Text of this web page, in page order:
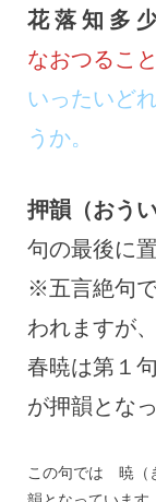
花 落 知 多
なおつるこ
いったいど
うか。
押韻（おうい
句の最後に
※五言絶句
われますが、
春暁は第１
が押韻とな
この句では 暁（